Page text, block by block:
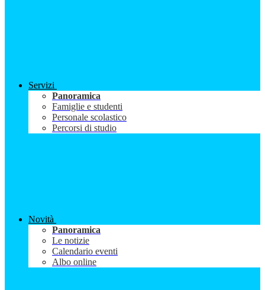
Servizi
Panoramica
Famiglie e studenti
Personale scolastico
Percorsi di studio
Novità
Panoramica
Le notizie
Calendario eventi
Albo online